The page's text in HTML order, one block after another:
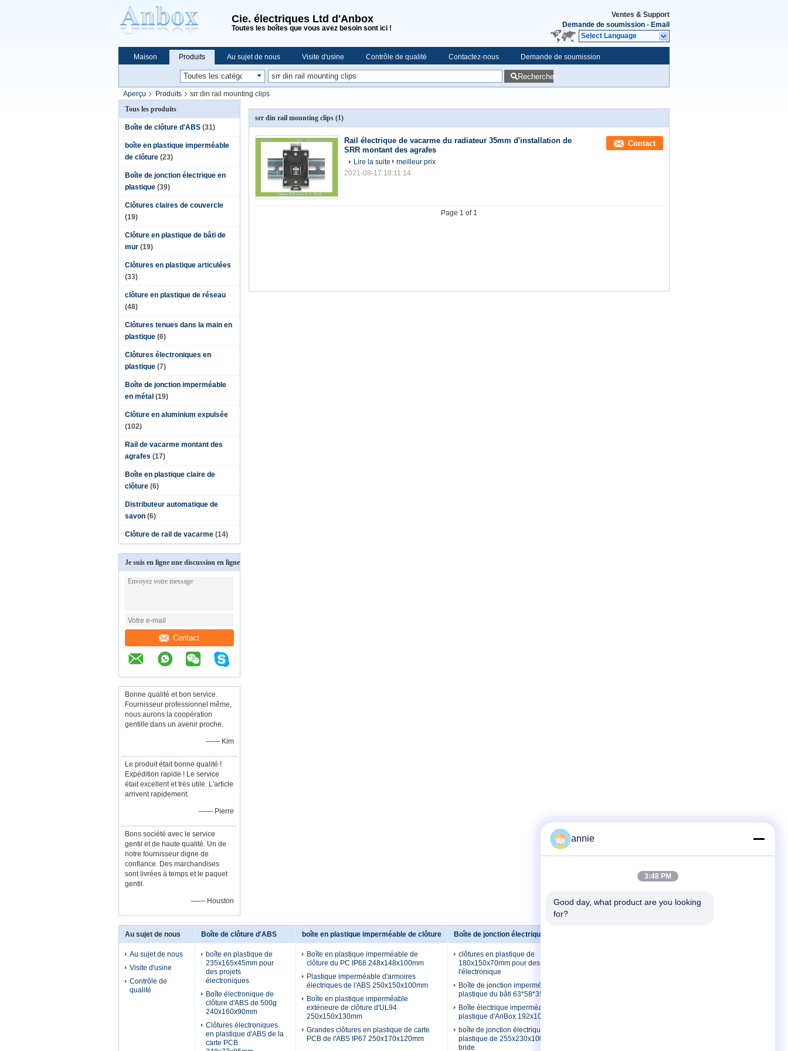
Cie. électriques Ltd d'Anbox
Toutes les boîtes que vous avez besoin sont ici !
Ventes & Support
Demande de soumission - Email
Select Language
Maison Produits Au sujet de nous Visite d'usine Contrôle de qualité Contactez-nous Demande de soumission
Achats en ligne Rechercher
Aperçu Produits
srr din rail mounting clips
Tous les produits
Boîte de clôture d'ABS (31)
boîte en plastique imperméable
de clôture (23)
Boîte de jonction électrique en
plastique (39)
Clôtures claires de couvercle
(19)
Clôture en plastique de bâti de
mur (19)
Clôtures en plastique articulées
(33)
clôture en plastique de réseau
(48)
Clôtures tenues dans la main en
plastique (6)
Clôtures électroniques en
plastique (7)
Boîte de jonction imperméable
en métal (19)
Clôture en aluminium expulsée
(102)
Rail de vacarme montant des
agrafes (17)
Boîte en plastique claire de
clôture (6)
Distributeur automatique de
savon (6)
Clôture de rail de vacarme (14)
Je suis en ligne une discussion en ligne
Contact
Bonne qualité et bon service.
Fournisseur professionnel même,
nous aurons la coopération
gentille dans un avenir proche.
—— Kim
Le produit était bonne qualité !
Expédition rapide ! Le service
était excellent et très utile. L'article
arrivent rapidement.
—— Pierre
Bons société avec le service
gentil et de haute qualité. Un de
notre fournisseur digne de
confiance. Des marchandises
sont livrées à temps et le paquet
gentil.
—— Houston
srr din rail mounting clips (1)
Rail électrique de vacarme du radiateur 35mm d'installation de
SRR montant des agrafes
Contact
Lire la suite
meilleur prix
2021-08-17 18:11:14
Page 1 of 1
Au sujet de nous
Au sujet de nous
Visite d'usine
Contrôle de
qualité
Boîte de clôture d'ABS
boîte en plastique de
235x165x45mm pour
des projets
électroniques
Boîte électronique de
clôture d'ABS de 500g
240x160x90mm
Clôtures électroniques
en plastique d'ABS de la
carte PCB
boîte en plastique imperméable de clôture
Boîte en plastique imperméable de
clôture du PC IP68 248x148x100mm
Plastique imperméable d'armoires
électriques de l'ABS 250x150x100mm
Boîte en plastique imperméable
extérieure de clôture d'UL94
250x150x130mm
Grandes clôtures en plastique de carte
PCB de l'ABS IP67 250x170x120mm
Boîte de jonction électrique en plastique
clôtures en plastique de
180x150x70mm pour des projets de
l'électronique
Boîte de jonction imperméable en
plastique du bâti 63*58*35mm de mur
Boîte électrique imperméable en
plastique d'AnBox 192x100x45mm
boîte de jonction électrique en
plastique de 255x230x100mm avec la
bride
annie
3:48 PM
Good day, what product are you looking
for?